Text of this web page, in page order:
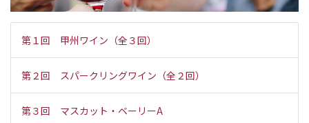
第１回 甲州ワイン（全３回）
第２回 スパークリングワイン（全２回）
第３回 マスカット・ベーリーA